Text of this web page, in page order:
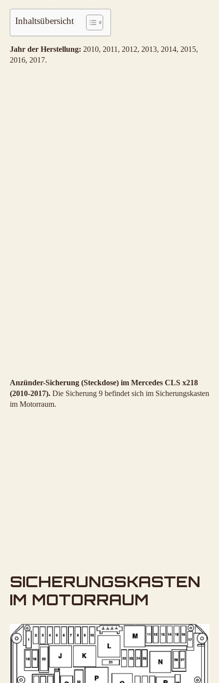
Inhaltsübersicht
Jahr der Herstellung: 2010, 2011, 2012, 2013, 2014, 2015,
2016, 2017.
Anzünder-Sicherung (Steckdose) im Mercedes CLS x218
(2010-2017). Die Sicherung 9 befindet sich im Sicherungskasten
im Motorraum.
SICHERUNGSKASTEN
IM MOTORRAUM